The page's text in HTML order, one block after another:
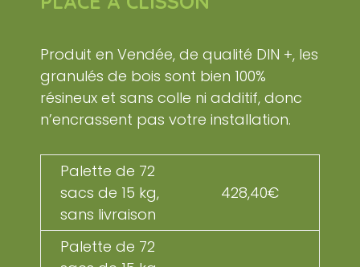
Produit en Vendée, de qualité DIN +, les
granulés de bois sont bien 100%
résineux et sans colle ni additif, donc
n’encrassent pas votre installation.
Palette de 72
sacs de 15 kg,
sans livraison
428,40€
Palette de 72